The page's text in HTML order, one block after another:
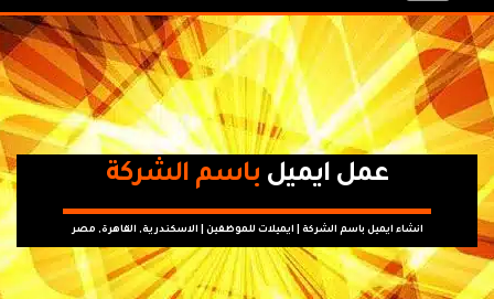
عمل ايميل باسم الشركة
انشاء ايميل باسم الشركة | ايميلات للموظفين | الاسكندرية, القاهرة, مصر